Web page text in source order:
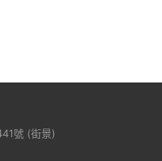
號 (街景)